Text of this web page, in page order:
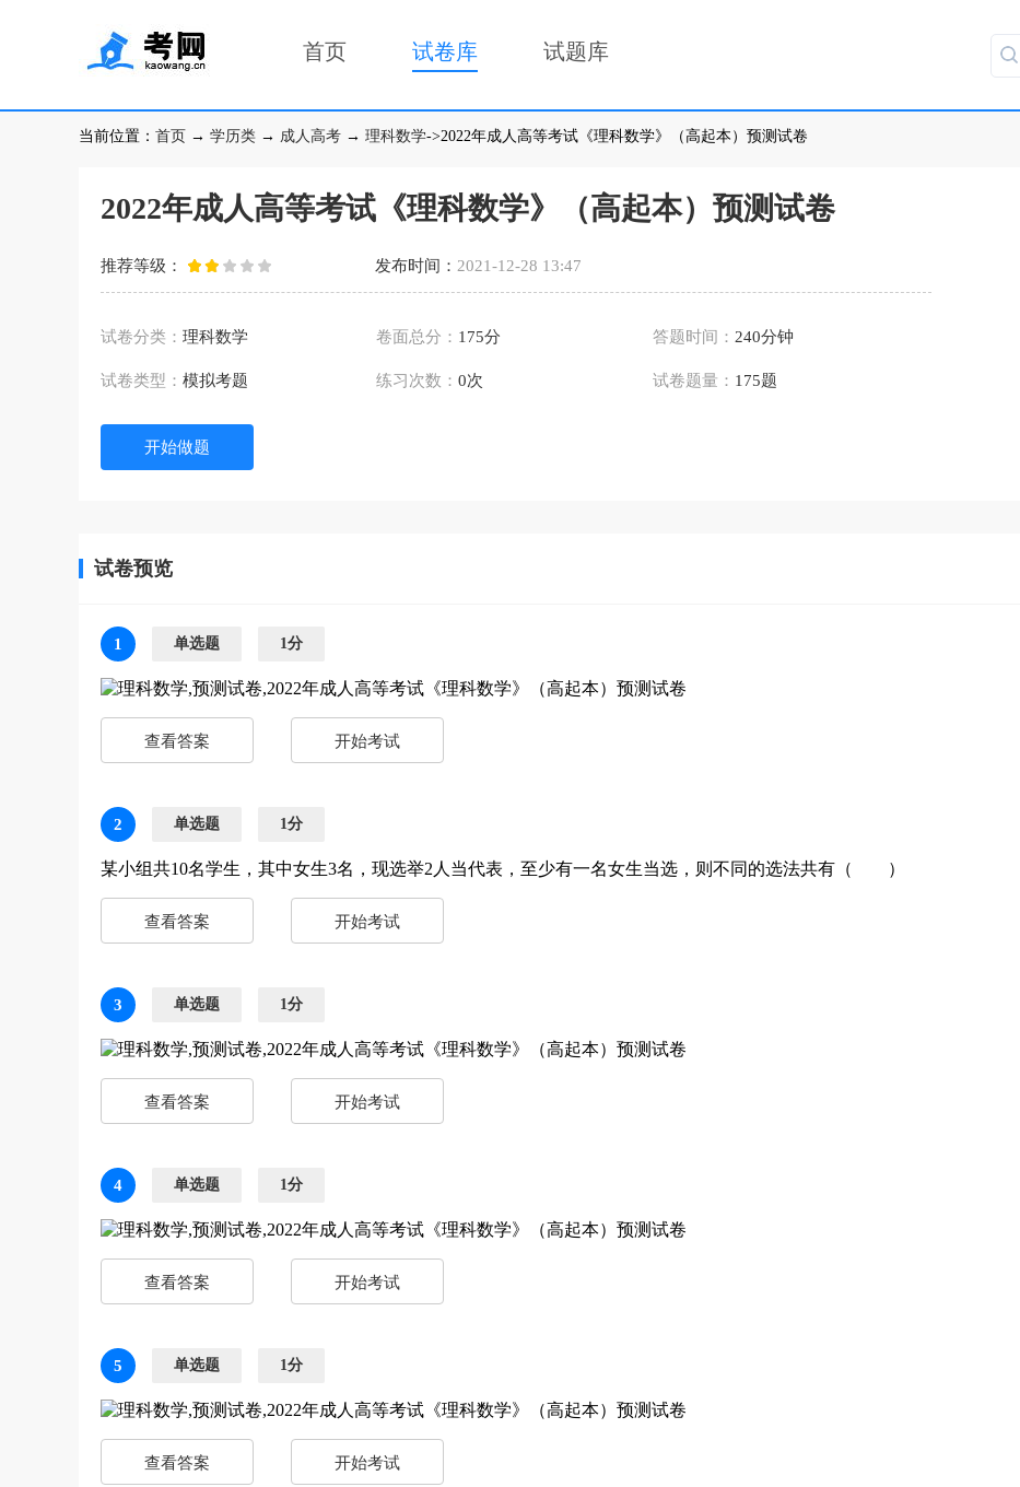
首页 试卷库 试题库
当前位置： 首页 → 学历类 → 成人高考 → 理科数学->2022年成人高等考试《理科数学》（高起本）预测试卷
2022年成人高等考试《理科数学》（高起本）预测试卷
推荐等级： 发布时间： 2021-12-28 13:47
试卷分类： 理科数学 卷面总分： 175分 答题时间： 240分钟
试卷类型： 模拟考题 练习次数：0次 试卷题量： 175题
开始做题
试卷预览
1 单选题 1分
查看答案 开始考试
2 单选题 1分
某小组共10名学生，其中女生3名，现选举2人当代表，至少有一名女生当选，则不同的选法共有（ ）
查看答案 开始考试
3 单选题 1分
查看答案 开始考试
4 单选题 1分
查看答案 开始考试
5 单选题 1分
查看答案 开始考试